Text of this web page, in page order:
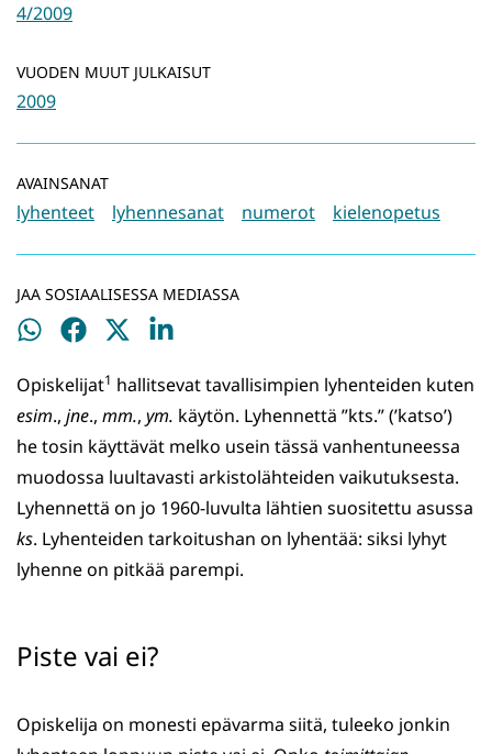
4/2009
VUODEN MUUT JULKAISUT
2009
AVAINSANAT
lyhenteet lyhennesanat numerot kielenopetus
JAA SOSIAALISESSA MEDIASSA
Jaa
Jaa
Jaa
Jaa
Opiskelijat1 hallitsevat tavallisimpien lyhenteiden kuten
esim., jne., mm., ym. käytön. Lyhennettä ”kts.” (’katso’)
he tosin käyttävät melko usein tässä vanhentuneessa
muodossa luultavasti arkistolähteiden vaikutuksesta.
Lyhennettä on jo 1960-luvulta lähtien suositettu asussa
ks. Lyhenteiden tarkoitushan on lyhentää: siksi lyhyt
lyhenne on pitkää parempi.
Piste vai ei?
Opiskelija on monesti epävarma siitä, tuleeko jonkin